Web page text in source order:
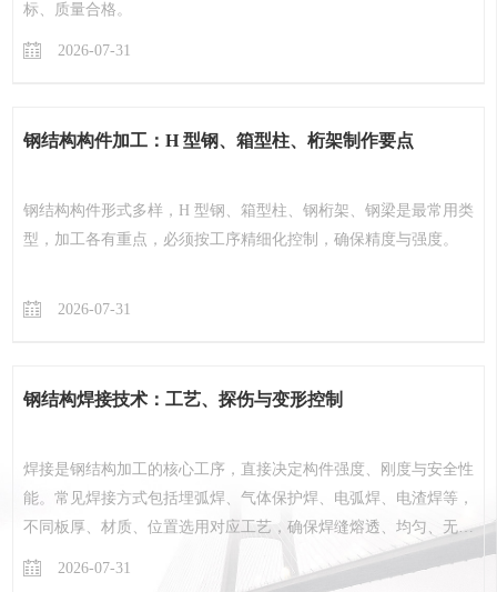
标、质量合格。
2026-07-31
钢结构构件加工：H 型钢、箱型柱、桁架制作要点
钢结构构件形式多样，H 型钢、箱型柱、钢桁架、钢梁是最常用类
型，加工各有重点，必须按工序精细化控制，确保精度与强度。
2026-07-31
钢结构焊接技术：工艺、探伤与变形控制
焊接是钢结构加工的核心工序，直接决定构件强度、刚度与安全性
能。常见焊接方式包括埋弧焊、气体保护焊、电弧焊、电渣焊等，
不同板厚、材质、位置选用对应工艺，确保焊缝熔透、均匀、无缺
陷。
2026-07-31